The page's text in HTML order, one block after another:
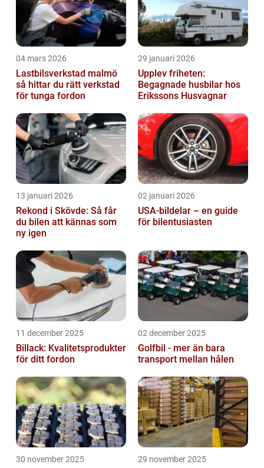
04 mars 2026
Lastbilsverkstad malmö
så hittar du rätt verkstad
för tunga fordon
29 januari 2026
Upplev friheten:
Begagnade husbilar hos
Erikssons Husvagnar
13 januari 2026
Rekond i Skövde: Så får
du bilen att kännas som
ny igen
02 januari 2026
USA-bildelar – en guide
för bilentusiasten
11 december 2025
Billack: Kvalitetsprodukter
för ditt fordon
02 december 2025
Golfbil - mer än bara
transport mellan hålen
30 november 2025 29 november 2025